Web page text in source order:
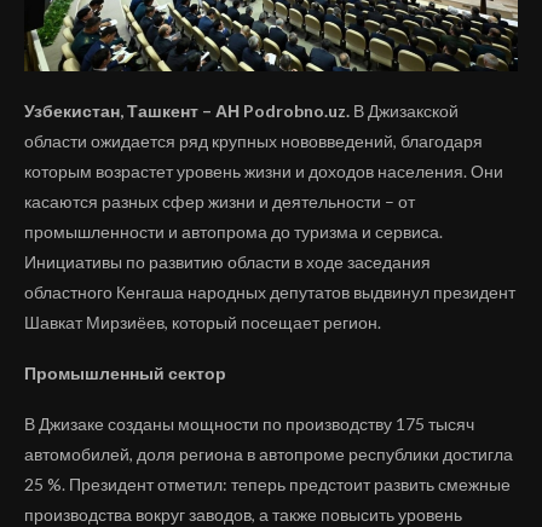
Узбекистан, Ташкент – АН Podrobno.uz. В Джизакской
области ожидается ряд крупных нововведений, благодаря
которым возрастет уровень жизни и доходов населения. Они
касаются разных сфер жизни и деятельности – от
промышленности и автопрома до туризма и сервиса.
Инициативы по развитию области в ходе заседания
областного Кенгаша народных депутатов выдвинул президент
Шавкат Мирзиёев, который посещает регион.
Промышленный сектор
В Джизаке созданы мощности по производству 175 тысяч
автомобилей, доля региона в автопроме республики достигла
25 %. Президент отметил: теперь предстоит развить смежные
производства вокруг заводов, а также повысить уровень